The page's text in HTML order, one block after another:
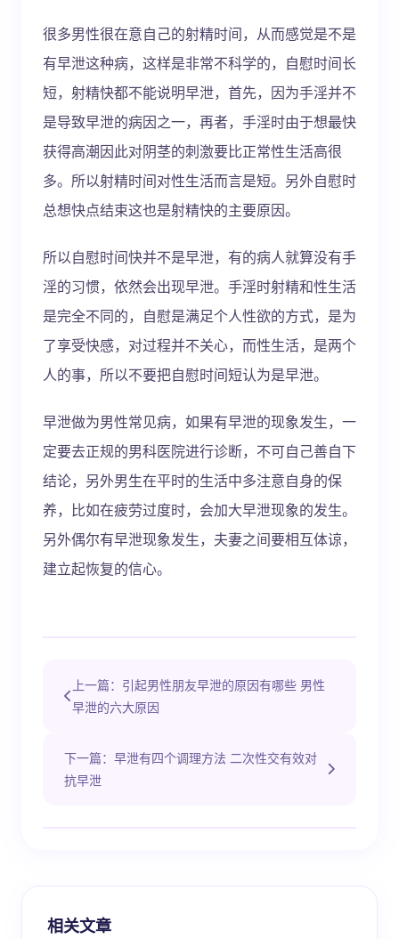
很多男性很在意自己的射精时间，从而感觉是不是
有早泄这种病，这样是非常不科学的，自慰时间长
短，射精快都不能说明早泄，首先，因为手淫并不
是导致早泄的病因之一，再者，手淫时由于想最快
获得高潮因此对阴茎的刺激要比正常性生活高很
多。所以射精时间对性生活而言是短。另外自慰时
总想快点结束这也是射精快的主要原因。
所以自慰时间快并不是早泄，有的病人就算没有手
淫的习惯，依然会出现早泄。手淫时射精和性生活
是完全不同的，自慰是满足个人性欲的方式，是为
了享受快感，对过程并不关心，而性生活，是两个
人的事，所以不要把自慰时间短认为是早泄。
早泄做为男性常见病，如果有早泄的现象发生，一
定要去正规的男科医院进行诊断，不可自己善自下
结论，另外男生在平时的生活中多注意自身的保
养，比如在疲劳过度时，会加大早泄现象的发生。
另外偶尔有早泄现象发生，夫妻之间要相互体谅，
建立起恢复的信心。
上一篇：引起男性朋友早泄的原因有哪些 男性
早泄的六大原因
下一篇：早泄有四个调理方法 二次性交有效对
抗早泄
相关文章